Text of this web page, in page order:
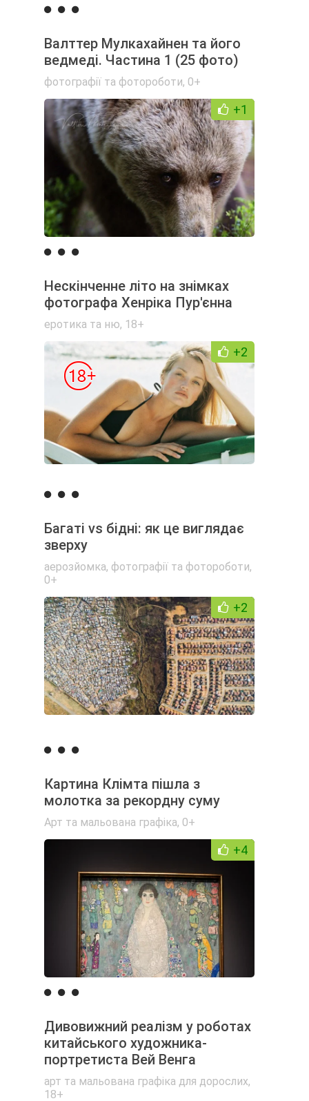
Валттер Мулкахайнен та його
ведмеді. Частина 1 (25 фото)
фотографії та фотороботи, 0+
+1
Нескінченне літо на знімках
фотографа Хенріка Пур'єнна
еротика та ню, 18+
+2
Багаті vs бідні: як це виглядає
зверху
аерозйомка, фотографії та фотороботи,
0+
+2
Картина Клімта пішла з
молотка за рекордну суму
Арт та мальована графіка, 0+
+4
Дивовижний реалізм у роботах
китайського художника-
портретиста Вей Венга
арт та мальована графіка для дорослих,
18+